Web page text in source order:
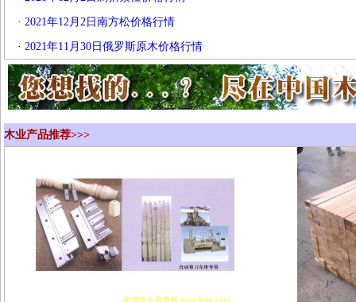
· 2021年12月2日南方松价格行情
· 2021年11月30日俄罗斯原木价格行情
木业产品推荐>>>